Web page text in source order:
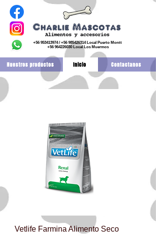
+56 953413974/ +56 985426314Local Puerto Montt
+56 964226030 Local Los Muermos
Nuestros productos Contactanos
Inicio
Vetlife Farmina Alimento Seco